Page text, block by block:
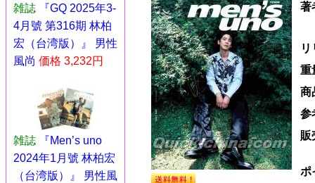
雑誌
『GQ 2025年3-
4月號 第316期 林柏
宏（台湾版）』 男性
風尚 価格 3,232円
雑誌
『Men’s uno
2024年1月號 林柏宏
（台湾版）』 男性風
著
重
商
参
販
ポ